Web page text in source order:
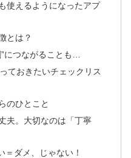
使えるようになったアプ
とは？
につながることも…
ておきたいチェックリス
のひとこと
夫。大切なのは「丁寧
＝ダメ、じゃない！